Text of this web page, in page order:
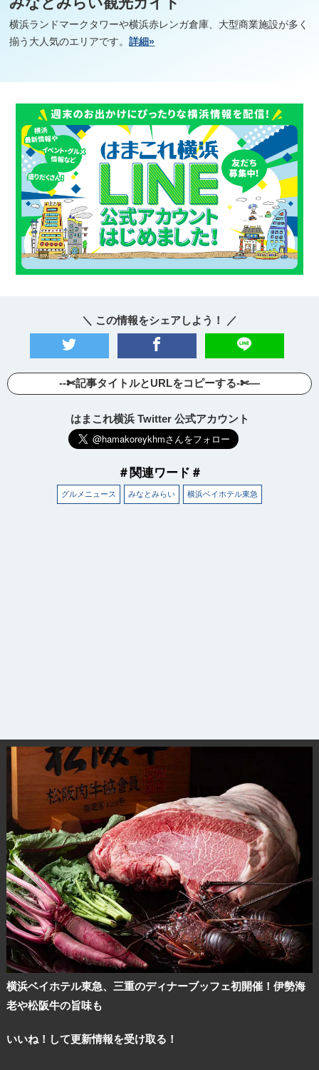
横浜ランドマークタワーや横浜赤レンガ倉庫、大型商業施設が多く
揃う大人気のエリアです。詳細»
＼ この情報をシェアしよう！ ／
--✄記事タイトルとURLをコピーする-✄—
はまこれ横浜 Twitter 公式アカウント
＃関連ワード＃
グルメニュース みなとみらい 横浜ベイホテル東急
横浜ベイホテル東急、三重のディナーブッフェ初開催！伊勢海
老や松阪牛の旨味も
いいね！して更新情報を受け取る！